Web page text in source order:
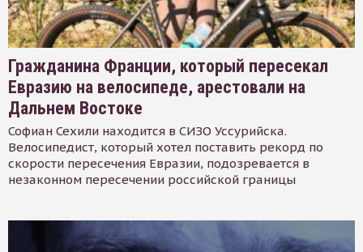
Гражданина Франции, который пересекал
Евразию на велосипеде, арестовали на
Дальнем Востоке
Софиан Сехили находится в СИЗО Уссурийска.
Велосипедист, который хотел поставить рекорд по
скорости пересечения Евразии, подозревается в
незаконном пересечении российской границы